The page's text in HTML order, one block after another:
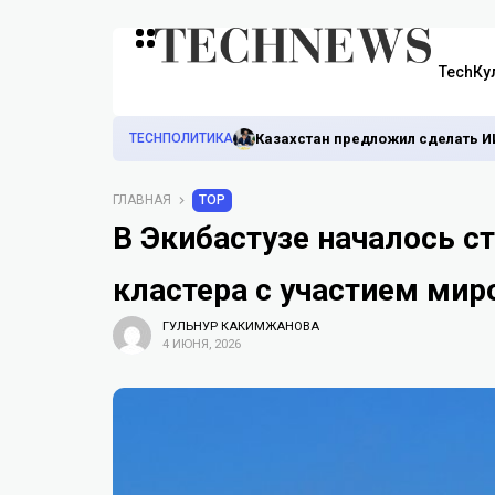
TECHПОЛИТИКА Казахстан предложил сделать
ГЛАВНАЯ TOP
В Экибастузе началось
кластера с участием
ГУЛЬНУР КАКИМЖАНОВА
4 ИЮНЯ, 2026